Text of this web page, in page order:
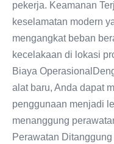
pekerja. Keamanan
keselamatan modern
mengangkat beban
kecelakaan di lokasi
Biaya
alat baru, Anda dapat
penggunaan menjadi
menanggung
Perawatan